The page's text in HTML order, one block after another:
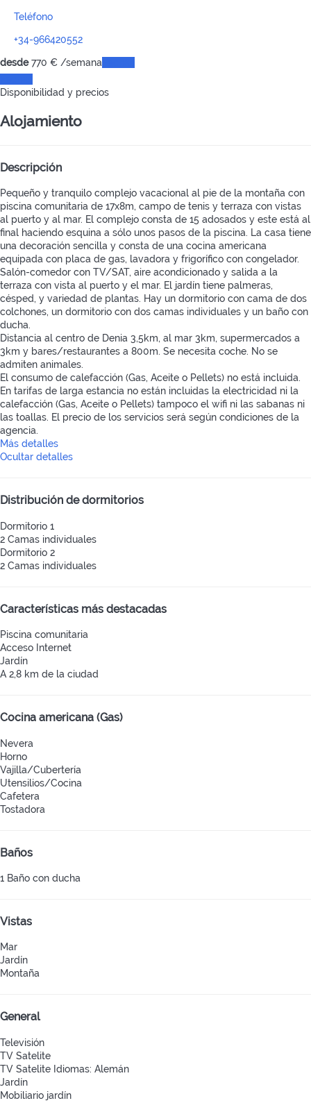
Teléfono
+34-966420552
desde770 € /semana
Disponibilidad y precios
Alojamiento
Descripción
Pequeño y tranquilo complejo vacacional al pie de la montaña con
piscina comunitaria de 17x8m, campo de tenis y terraza con vistas
al puerto y al mar. El complejo consta de 15 adosados y este está al
final haciendo esquina a sólo unos pasos de la piscina. La casa tiene
una decoración sencilla y consta de una cocina americana
equipada con placa de gas, lavadora y frigorífico con congelador.
Salón-comedor con TV/SAT, aire acondicionado y salida a la
terraza con vista al puerto y el mar. El jardín tiene palmeras,
césped, y variedad de plantas. Hay un dormitorio con cama de dos
colchones, un dormitorio con dos camas individuales y un baño con
ducha.
Distancia al centro de Denia 3,5km, al mar 3km, supermercados a
3km y bares/restaurantes a 800m. Se necesita coche. No se
admiten animales.
El consumo de calefacción (Gas, Aceite o Pellets) no está incluida.
En tarifas de larga estancia no están incluidas la electricidad ni la
calefacción (Gas, Aceite o Pellets) tampoco el wifi ni las sabanas ni
las toallas. El precio de los servicios será según condiciones de la
agencia.
Más detalles
Ocultar detalles
Distribución de dormitorios
Dormitorio 1
2 Camas individuales
Dormitorio 2
2 Camas individuales
Características más destacadas
Piscina comunitaria
Acceso Internet
Jardín
A 2,8 km de la ciudad
Cocina americana (Gas)
Nevera
Horno
Vajilla/Cubertería
Utensilios/Cocina
Cafetera
Tostadora
Baños
1 Baño con ducha
Vistas
Mar
Jardín
Montaña
General
Televisión
TV Satelite
TV Satelite Idiomas: Alemán
Jardín
Mobiliario jardín